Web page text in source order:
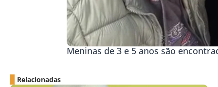
Meninas de 3 e 5 anos são
Relacionadas